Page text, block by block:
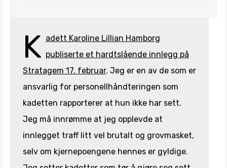
K adett Karoline Lillian Hamborg
publiserte et hardtslående innlegg på
Stratagem 17. februar. Jeg er en av de som er
ansvarlig for personellhåndteringen som
kadetten rapporterer at hun ikke har sett.
Jeg må innrømme at jeg opplevde at
innlegget traff litt vel brutalt og grovmasket,
selv om kjernepoengene hennes er gyldige.